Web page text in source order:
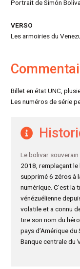
Portrait de Simón
VERSO
Les armoiries du
Billet en état UNC,
Les numéros de série
Le bolivar souverain
2018, remplaçant
supprimé 6 zéros à
numérique. C’est la
vénézuélienne
volatile et a connu
tire son nom du
pays d’Amérique
Banque centrale du